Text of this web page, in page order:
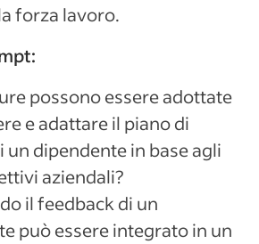
forza lavoro.
possono essere adottate
e adattare il piano di
un dipendente in base agli
aziendali?
il feedback di un
può essere integrato in un